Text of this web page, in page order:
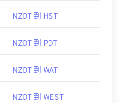
NZDT 到 HST
NZDT 到 PDT
NZDT 到 WAT
NZDT 到 WEST